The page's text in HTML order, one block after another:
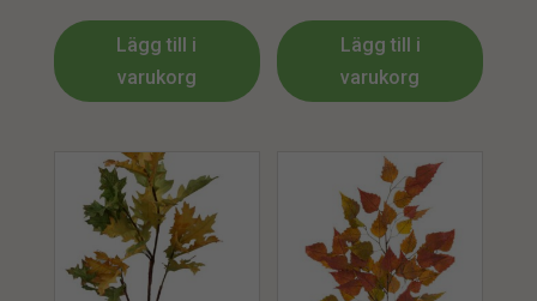
Lägg till i
varukorg
Lägg till i
varukorg